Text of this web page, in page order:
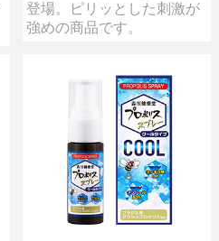
登場。ピリッとした刺激が
強めの商品です。